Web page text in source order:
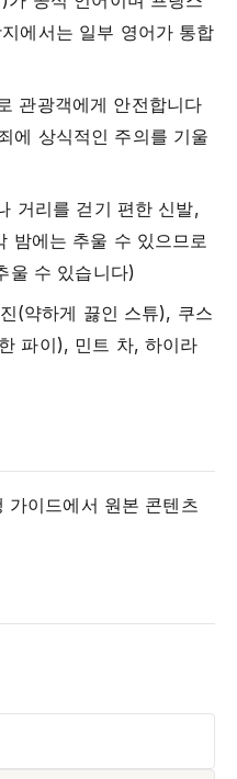
에서는 일부 영어가 통합
관광객에게 안전합니다
에 상식적인 주의를 기울
거리를 걷기 편한 신발,
밤에는 추울 수 있으므로
울 수 있습니다)
(약하게 끓인 스튜), 쿠스
파이), 민트 차, 하이라
이드에서 원본 콘텐츠